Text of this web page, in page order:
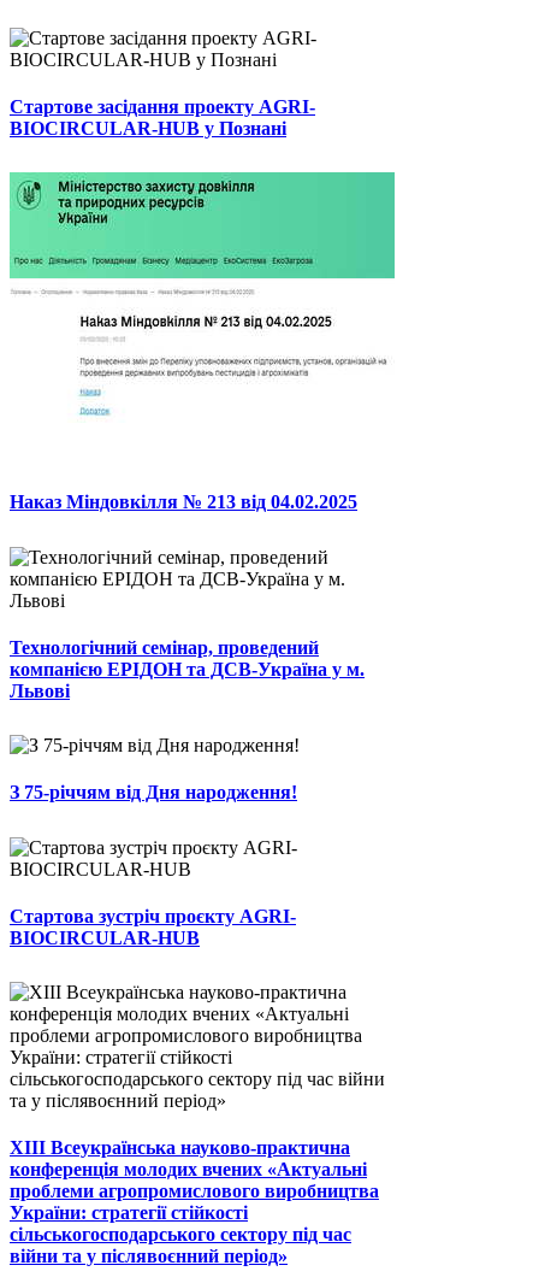
Стартове засідання проекту AGRI-
BIOCIRCULAR-HUB у Познані
Наказ Міндовкілля № 213 від 04.02.2025
Технологічний семінар, проведений
компанією ЕРІДОН та ДСВ-Україна у м.
Львові
З 75-річчям від Дня народження!
Стартова зустріч проєкту AGRI-
BIOCIRCULAR-HUB
ХІІІ Всеукраїнська науково-практична
конференція молодих вчених «Актуальні
проблеми агропромислового виробництва
України: стратегії стійкості
сільськогосподарського сектору під час
війни та у післявоєнний період»